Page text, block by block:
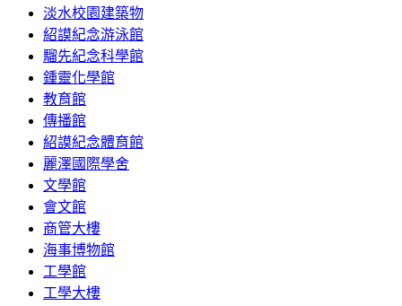
淡水校園建築物
紹謨紀念游泳館
騮先紀念科學館
鍾靈化學館
教育館
傳播館
紹謨紀念體育館
麗澤國際學舍
文學館
會文館
商管大樓
海事博物館
工學館
工學大樓